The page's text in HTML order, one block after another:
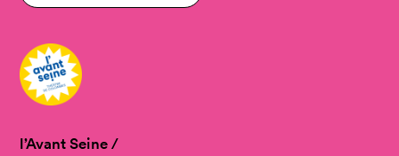
l’Avant Seine /